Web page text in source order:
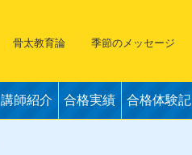
骨太教育論 季節のメッセージ
講師紹介 合格実績 合格体験記